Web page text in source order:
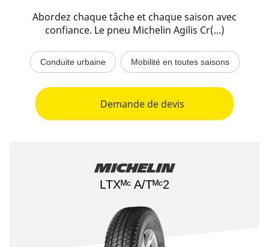
Abordez chaque tâche et chaque saison avec
confiance. Le pneu Michelin Agilis Cr(...)
Conduite urbaine Mobilité en toutes saisons
Demande de devis
Michelin
LTXᴹᶜ A/Tᴹᶜ2